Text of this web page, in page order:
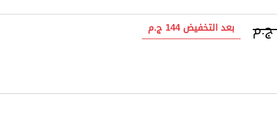
بعد التخفيض144 ج.م